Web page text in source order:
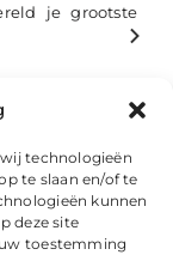
technologieën
te slaan en/of te
kunnen
deze site
toestemming
je grootste
is in België
Limburg en